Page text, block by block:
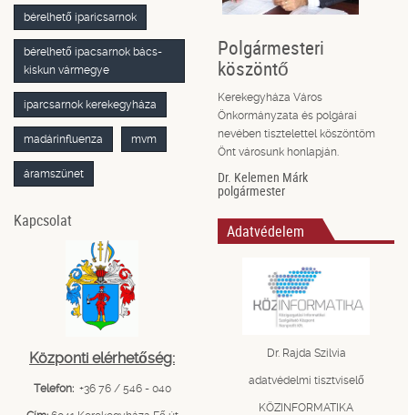
bérelhető iparicsarnok
bérelhető ipacsarnok bács-
kiskun vármegye
iparcsarnok kerekegyháza
madárinfluenza mvm
áramszünet
Kapcsolat
Központi elérhetőség:
Telefon: +36 76 / 546 - 040
Polgármesteri
köszöntő
Kerekegyháza Város
Önkormányzata és polgárai
nevében tisztelettel köszöntöm
Önt városunk honlapján.
Dr. Kelemen Márk
polgármester
Adatvédelem
Dr. Rajda Szilvia
adatvédelmi tisztviselő
KÖZINFORMATIKA